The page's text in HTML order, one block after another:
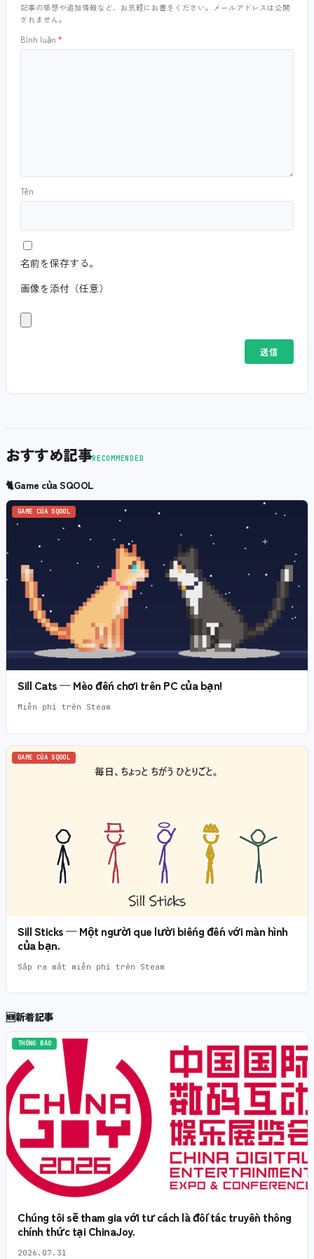
記事の感想や追加情報など、お気軽にお書きください。メールアドレスは公開
されません。
Bình luận *
Tên
名前を保存する。
画像を添付（任意）
おすすめ記事RECOMMENDED
🐈Game của SQOOL
GAME CỦA SQOOL
Sill Cats — Mèo đến chơi trên PC của bạn!
Miễn phí trên Steam
GAME CỦA SQOOL
Sill Sticks — Một người que lười biếng đến với màn hình
của bạn.
Sắp ra mắt miễn phí trên Steam
🆕新着記事
THÔNG BÁO
Chúng tôi sẽ tham gia với tư cách là đối tác truyền thông
chính thức tại ChinaJoy.
2026.07.31